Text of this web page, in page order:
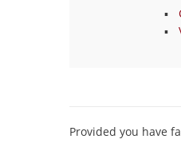
Provided you have